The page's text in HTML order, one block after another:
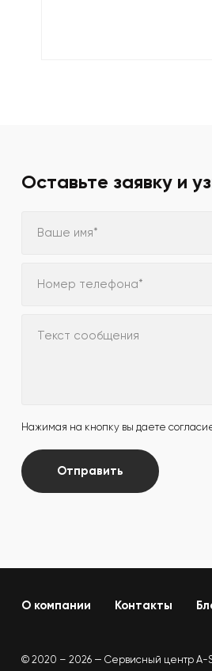
Оставьте заявку и
Ваше имя*
Номер телефона*
Текст сообщения
Нажимая на кнопку вы даете
Отправить
О компании Контакты
© 2020 – 2026 — Сервисный центр A-